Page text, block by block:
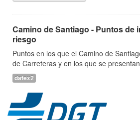
Camino de Santiago - Puntos de
riesgo
Puntos en los que el Camino de
de Carreteras y en los que se
datex2